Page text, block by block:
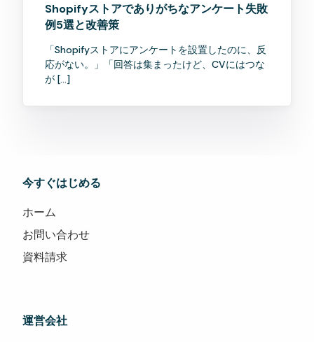
Shopifyストアでありがちなアンケート失敗
例5選と改善策
「Shopifyストアにアンケートを設置したのに、反
応がない。」「回答は集まったけど、CVにはつな
が […]
今すぐはじめる
ホーム
お問い合わせ
資料請求
運営会社